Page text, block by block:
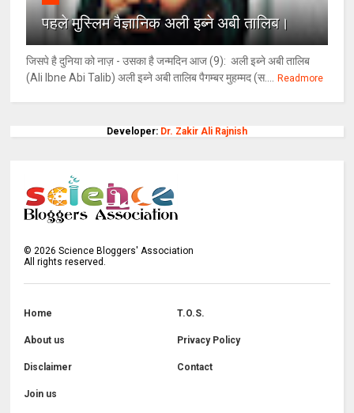
पहले मुस्लिम वैज्ञानिक अली इब्ने अबी तालिब।
जिसपे है दुनिया को नाज़ - उसका है जन्मदिन आज (9): अली इब्ने अबी तालिब
(Ali Ibne Abi Talib) अली इब्ने अबी तालिब पैगम्बर मुहम्मद (स....
Readmore
Developer: Dr. Zakir Ali Rajnish
© 2026 Science Bloggers' Association
All rights reserved.
Home T.O.S.
About us Privacy Policy
Disclaimer Contact
Join us